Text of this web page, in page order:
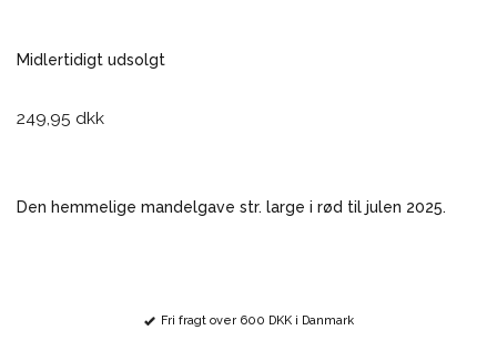
Midlertidigt udsolgt
249,95 dkk
Den hemmelige mandelgave str. large i rød til julen 2025.
Fri fragt over 600 DKK i Danmark